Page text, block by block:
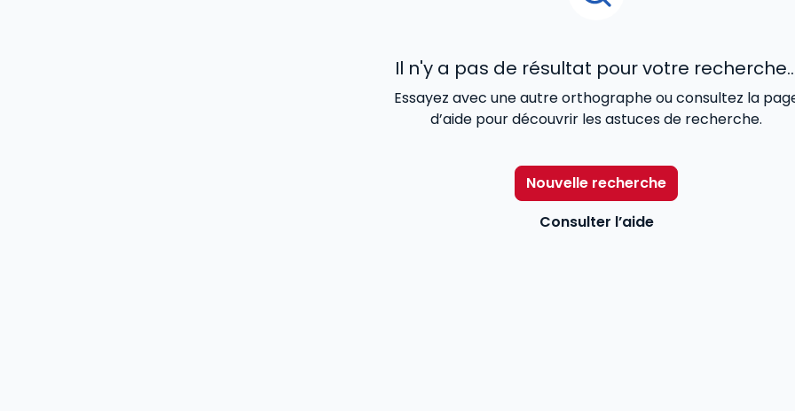
Il n'y a pas de résultat pour votre
Essayez avec une autre orthographe ou consultez la
d’aide pour découvrir les astuces de recherche.
Nouvelle recherche
Consulter l’aide